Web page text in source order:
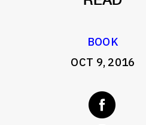
READ
BOOK
OCT 9, 2016